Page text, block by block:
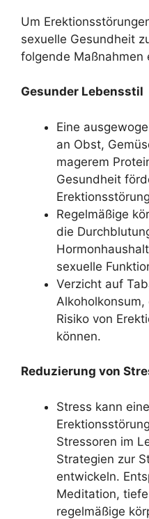
Um
sexuelle Gesundheit
folgende Maßnahmen
Gesunder Lebensstil
Eine
an Obst,
magerem
Gesundheit
Regelmäßige
die
sexuelle
Verzicht auf
Risiko von
können.
Reduzierung von
Stress kann
Stressoren im
Strategien zur
entwickeln.
Meditation,
regelmäßige